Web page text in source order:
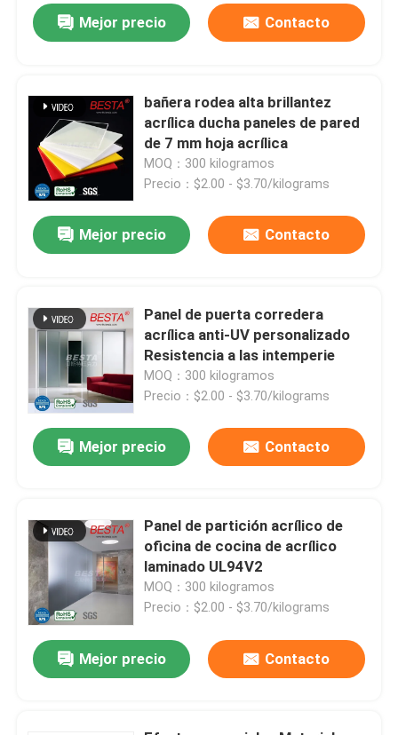
En casa
Los vídeos
Sobre nosotros
Recorrido por la fábrica
Póngase en contacto
Noticias
Casos de trabajo
Mejor precio Contacto
bañera rodea alta brillantez
acrílica ducha paneles de pared
de 7 mm hoja acrílica
MOQ：300 kilogramos
Precio：$2.00 - $3.70/kilograms
Mejor precio Contacto
Panel de puerta corredera
acrílica anti-UV personalizado
Resistencia a las intemperie
MOQ：300 kilogramos
Precio：$2.00 - $3.70/kilograms
Mejor precio Contacto
Panel de partición acrílico de
oficina de cocina de acrílico
laminado UL94V2
MOQ：300 kilogramos
Precio：$2.00 - $3.70/kilograms
Mejor precio Contacto